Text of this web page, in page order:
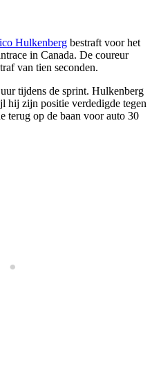
Hulkenberg bestraft voor het
in Canada. De coureur
van tien seconden.
tijdens de sprint. Hulkenberg
hij zijn positie verdedigde tegen
terug op de baan voor auto 30